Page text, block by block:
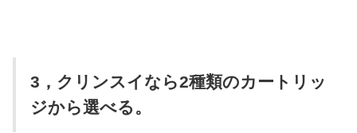
3，クリンスイなら2種類のカートリッ
ジから選べる。